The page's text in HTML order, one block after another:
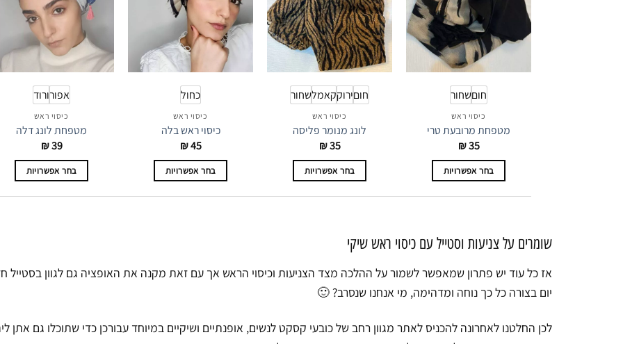
חוםשחור
כיסוי ראש
מטפחת מרובעת טרי
₪35
בחר אפשרויות
מספר
ניתן
לבחור
האפשרויות
חוםירוקקאמלשחור
כיסוי ראש
לונג מנומר פליסה
₪35
בחר אפשרויות
ניתן
לבחור
האפשרויות
כחול
כיסוי ראש
כיסוי ראש בלה
₪45
בחר אפשרויות
ניתן
האפשרויות
אפורורוד
כיסוי ראש
מטפחת לונג דלה
₪39
בחר אפשרויות
ניתן
האפשרויות
שומרים על צניעות וסטייל עם כיסוי ראש שיקי
אז כל עוד יש פתרון שמאפשר לשמור על ההלכה מצד הצניעות וכיסוי הראש אך עם זאת מקנה את האופציה גם לגוון בסטייל
יום בצורה כל כך נוחה ומדהימה, מי אנחנו שנסרב? 🙂
לכן החלטנו לאחרונה להכניס לאתר מגוון רחב של כובעי קסקט לנשים, אופנתיים ושיקיים במיוחד עבורכן כדי שתוכלו גם אתן